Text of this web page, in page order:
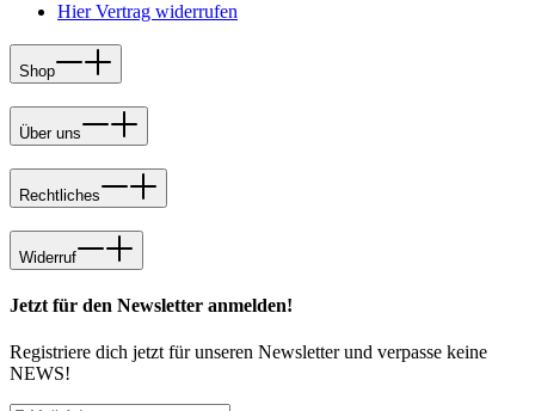
Hier Vertrag widerrufen
Shop
Über uns
Rechtliches
Widerruf
Jetzt für den Newsletter anmelden!
Registriere dich jetzt für unseren Newsletter und verpasse keine
NEWS!